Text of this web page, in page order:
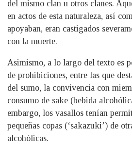
del mismo clan u otros clanes.
en actos de esta naturaleza, así
apoyaban, eran castigados
con la muerte.
Asimismo, a lo largo del texto es
de prohibiciones, entre las que
del sumo, la convivencia con
consumo de sake (bebida
embargo, los vasallos tenían
pequeñas copas (‘sakazuki’) de
alcohólicas.